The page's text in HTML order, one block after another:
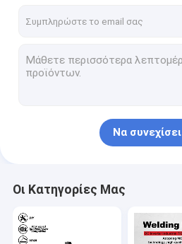
Να συνεχίσει
Οι Κατηγορίες Μας